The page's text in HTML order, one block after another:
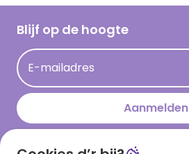
Hallmark Kaartclub
Acties
Persberichten
Hallmark en Kinderpostzegels
Cadeau inspiratie
Kaartinspiratie
Blijf op de hoogte
E-mailadres
Aanmelden